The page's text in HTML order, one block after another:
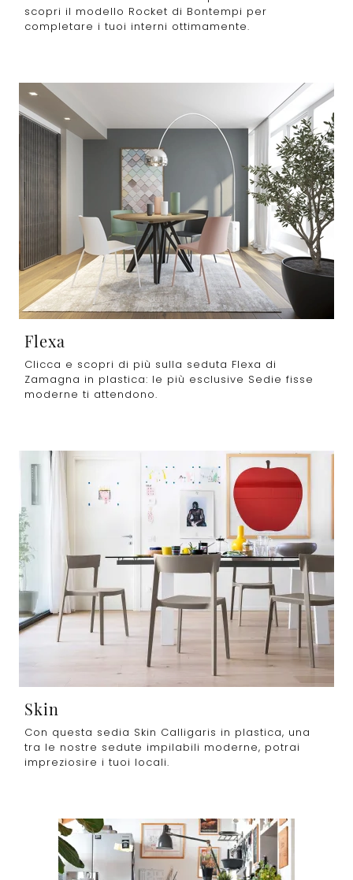
scopri il modello Rocket di Bontempi per
completare i tuoi interni ottimamente.
Flexa
Clicca e scopri di più sulla seduta Flexa di
Zamagna in plastica: le più esclusive Sedie fisse
moderne ti attendono.
Skin
Con questa sedia Skin Calligaris in plastica, una
tra le nostre sedute impilabili moderne, potrai
impreziosire i tuoi locali.